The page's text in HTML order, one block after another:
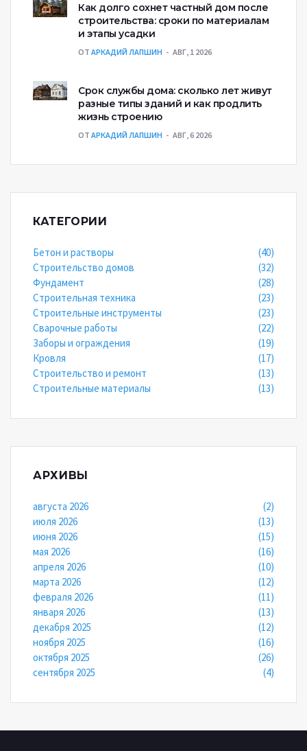
Как долго сохнет частный дом после
строительства: сроки по материалам
и этапы усадки
ОТ АРКАДИЙ ЛАПШИН АВГ, 1 2026
Срок службы дома: сколько лет живут
разные типы зданий и как продлить
жизнь строению
ОТ АРКАДИЙ ЛАПШИН АВГ, 6 2026
КАТЕГОРИИ
Бетон и растворы
(40)
Строительство домов
(32)
Фундамент
(28)
Строительная техника
(23)
Строительные инструменты
(23)
Сварочные работы
(22)
Заборы и ограждения
(19)
Кровля
(17)
Строительство и ремонт
(13)
Строительные материалы
(13)
АРХИВЫ
августа 2026
(2)
июля 2026
(13)
июня 2026
(15)
мая 2026
(16)
апреля 2026
(10)
марта 2026
(12)
февраля 2026
(11)
января 2026
(13)
декабря 2025
(12)
ноября 2025
(16)
октября 2025
(26)
сентября 2025
(4)